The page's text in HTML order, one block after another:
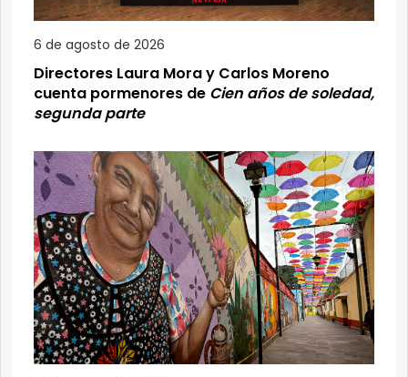
6 de agosto de 2026
Directores Laura Mora y Carlos Moreno
cuenta pormenores de Cien años de soledad,
segunda parte